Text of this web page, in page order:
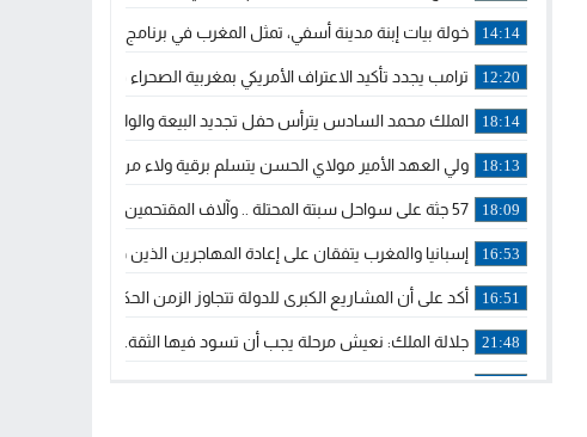
14:14 خولة بيات إبنة مدينة أسفي، تمثل المغرب في برنامج مدرب ركوب
12:20 ترامب يجدد تأكيد الاعتراف الأمريكي بمغربية الصحراء في برقية إلى الملك
18:14 الملك محمد السادس يترأس حفل تجديد البيعة والولاء في قصر
18:13 ولي العهد الأمير مولاي الحسن يتسلم برقية ولاء من القوات المسلحة
18:09 57 جثة على سواحل سبتة المحتلة .. وآلاف المقتحمين يعودون إلى المغرب
16:53 إسبانيا والمغرب يتفقان على إعادة المهاجرين الذين دخلوا سبتة المحتلة
16:51 أكد على أن المشاريع الكبرى للدولة تتجاوز الزمن الحكومي..
21:48 جلالة الملك: نعيش مرحلة يجب أن تسود فيها الثقة.. والاستقرار